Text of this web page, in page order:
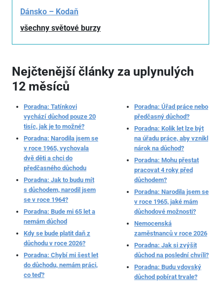
Dánsko – Kodaň
všechny světové burzy
Nejčtenější články za uplynulých
12 měsíců
Poradna: Tatínkovi
vychází důchod pouze 20
tisíc, jak je to možné?
Poradna: Narodila jsem se
v roce 1965, vychovala
dvě děti a chci do
předčasného důchodu
Poradna: Jak to budu mít
s důchodem, narodil jsem
se v roce 1964?
Poradna: Bude mi 65 let a
nemám důchod
Kdy se bude platit daň z
důchodu v roce 2026?
Poradna: Chybí mi šest let
do důchodu, nemám práci,
co teď?
Poradna: Úřad práce nebo
předčasný důchod?
Poradna: Kolik let lze být
na úřadu práce, aby vznikl
nárok na důchod?
Poradna: Mohu přestat
pracovat 4 roky před
důchodem?
Poradna: Narodila jsem se
v roce 1965, jaké mám
důchodové možnosti?
Nemocenská
zaměstnanců v roce 2026
Poradna: Jak si zvýšit
důchod na poslední chvíli?
Poradna: Budu vdovský
důchod pobírat trvale?